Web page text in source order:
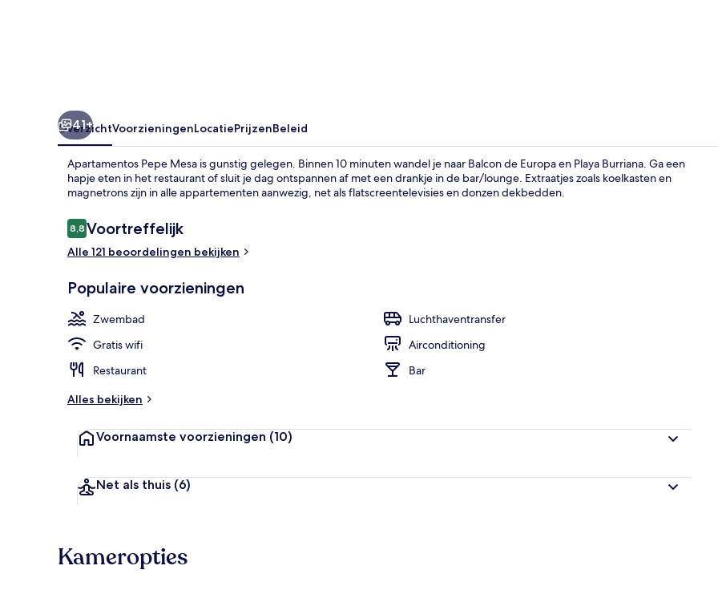
41+
OverzichtVoorzieningenLocatiePrijzenBeleid
Apartamentos Pepe Mesa is gunstig gelegen. Binnen 10 minuten wandel je naar Balcon de Europa en Playa Burriana. Ga een
hapje eten in het restaurant of sluit je dag ontspannen af met een drankje in de bar/lounge. Extraatjes zoals koelkasten en
magnetrons zijn in alle appartementen aanwezig, net als flatscreentelevisies en donzen dekbedden.
Beoordelingen
8,88,8 op 10 –
Voortreffelijk
Alle 121 beoordelingen bekijken
Populaire voorzieningen
Zwembad
Luchthaventransfer
Gratis wifi
Airconditioning
Restaurant
Bar
Alles bekijken
Voornaamste voorzieningen (10)
Net als thuis (6)
Kameropties